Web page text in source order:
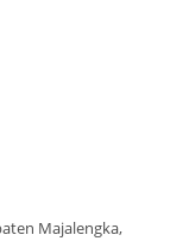
Majalengka,